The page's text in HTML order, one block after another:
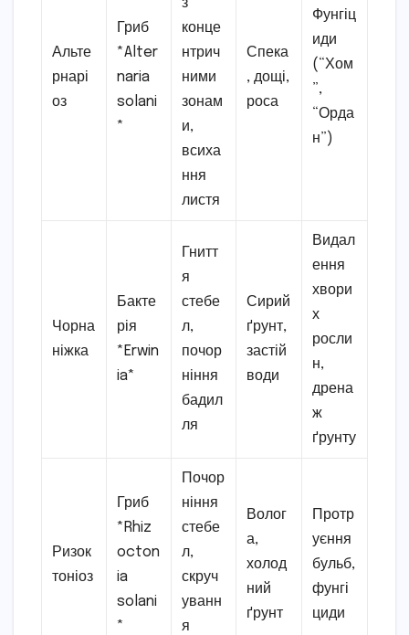
Альте
рнарі
оз
Гриб
*Alter
naria
solani
*
конце
нтрич
ними
зонам
и,
всиха
ння
листя
Спека
, дощі,
роса
Фунгіц
иди
(“Хом
”,
“Орда
н”)
Чорна
ніжка
Бакте
рія
*Erwin
ia*
Гнитт
я
стебе
л,
почор
ніння
бадил
ля
Сирий
ґрунт,
застій
води
Видал
ення
хвори
х
росли
н,
дрена
ж
ґрунту
Ризок
тоніоз
Гриб
*Rhiz
octon
ia
solani
*
Почор
ніння
стебе
л,
скруч
уванн
я
Волог
а,
холод
ний
ґрунт
Протр
уєння
бульб,
фунгі
циди